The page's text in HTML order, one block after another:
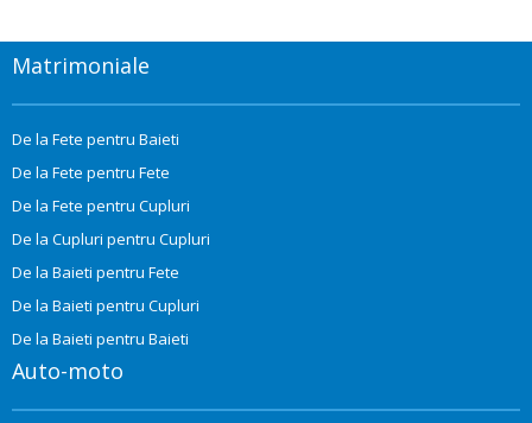
Matrimoniale
De la Fete pentru Baieti
De la Fete pentru Fete
De la Fete pentru Cupluri
De la Cupluri pentru Cupluri
De la Baieti pentru Fete
De la Baieti pentru Cupluri
De la Baieti pentru Baieti
Auto-moto